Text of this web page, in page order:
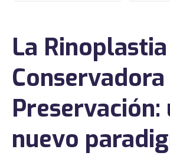
La Rinoplastia
Preservación:
nuevo